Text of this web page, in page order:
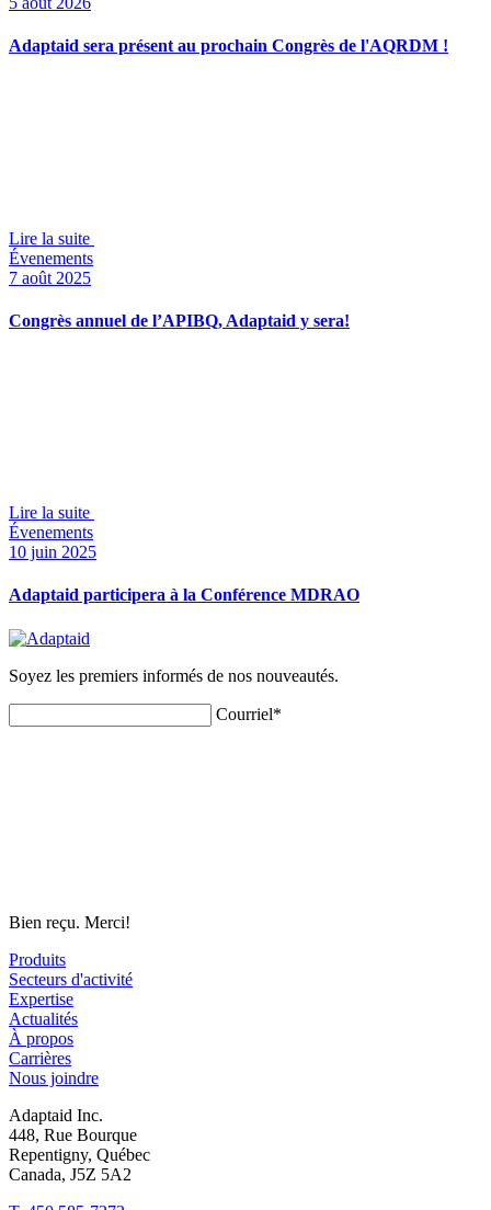
Adaptaid sera présent au prochain Congrès de l'AQRDM !
Lire la suite
Évenements
7 août 2025
Congrès annuel de l’APIBQ, Adaptaid y sera!
Lire la suite
Évenements
10 juin 2025
Adaptaid participera à la Conférence MDRAO
Soyez les premiers informés de nos nouveautés.
Courriel*
Bien reçu. Merci!
Produits
Secteurs d'activité
Expertise
Actualités
À propos
Carrières
Nous joindre
Adaptaid Inc.
448, Rue Bourque
Repentigny, Québec
Canada, J5Z 5A2